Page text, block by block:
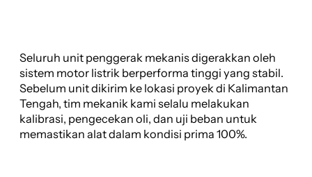
Seluruh unit penggerak mekanis digerakkan oleh
sistem motor listrik berperforma tinggi yang stabil.
Sebelum unit dikirim ke lokasi proyek di Kalimantan
Tengah, tim mekanik kami selalu melakukan
kalibrasi, pengecekan oli, dan uji beban untuk
memastikan alat dalam kondisi prima 100%.